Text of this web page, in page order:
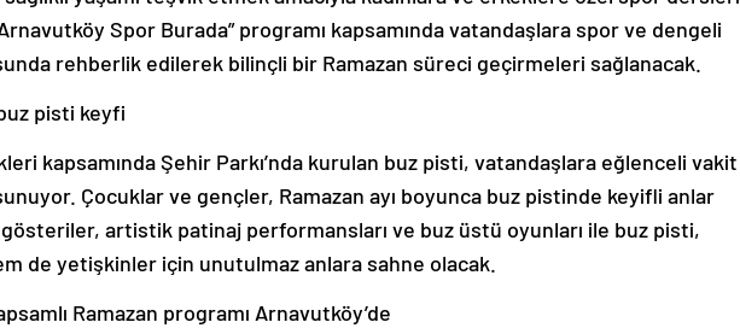
Spor Burada” programı kapsamında vatandaşlara spor ve dengeli
rehberlik edilerek bilinçli bir Ramazan süreci geçirmeleri sağlanacak.
pisti keyfi
kapsamında Şehir Parkı’nda kurulan buz pisti, vatandaşlara eğlenceli vakit
Çocuklar ve gençler, Ramazan ayı boyunca buz pistinde keyifli anlar
gösteriler, artistik patinaj performansları ve buz üstü oyunları ile buz pisti,
de yetişkinler için unutulmaz anlara sahne olacak.
Ramazan programı Arnavutköy’de